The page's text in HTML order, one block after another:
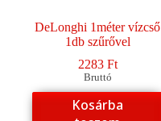
DeLonghi 1méter vízcső
1db szűrővel
2283 Ft
Bruttó
Kosárba